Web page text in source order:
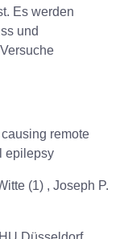
Es werden
und
remote
epilepsy
(1) , Joseph P.